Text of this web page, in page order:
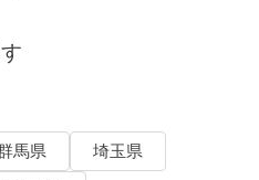
馬県
埼玉県